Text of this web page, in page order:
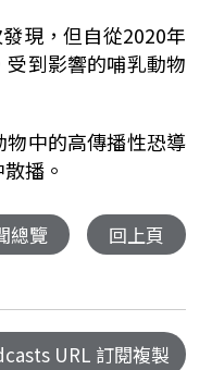
現，但自從2020年
到影響的哺乳動物
中的高傳播性恐導
播。
總覽 回上頁
URL 訂閱複製